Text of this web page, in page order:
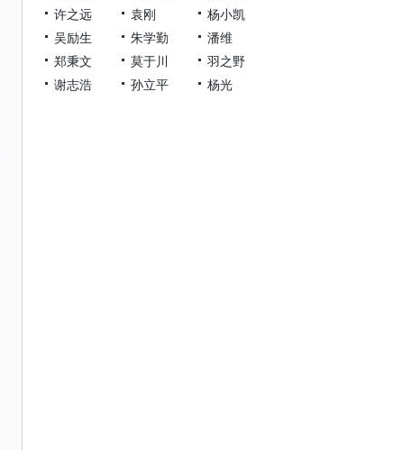
许之远
袁刚
杨小凯
吴励生
朱学勤
潘维
郑秉文
莫于川
羽之野
谢志浩
孙立平 杨光